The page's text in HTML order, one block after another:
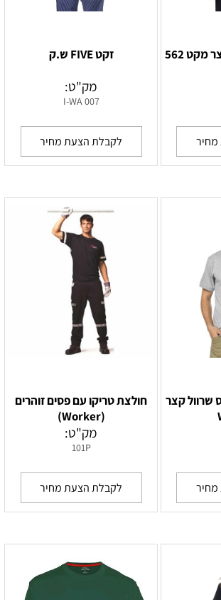
מקט 562 זקט FIVE ש.ק
מק"ט:
I-WA 007
לקבלת הצעת מחיר
שרוול קצר
חולצת טריקו עם פסים זוהרים
(Worker)
מק"ט:
101P
לקבלת הצעת מחיר